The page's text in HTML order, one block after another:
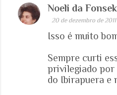
C
Noeli da
20 de dezembro de 2011
Isso é muito
Sempre curti
privilegiado por
do Ibirapuera e